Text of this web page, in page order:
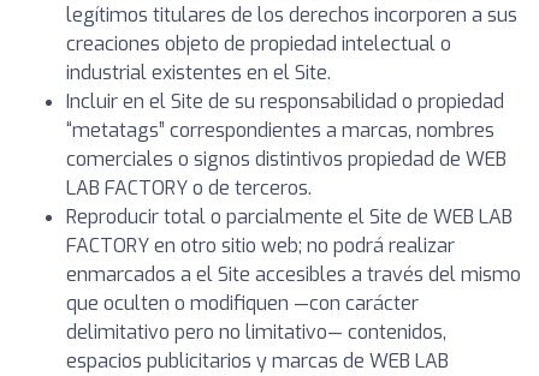
legítimos titulares de los derechos incorporen a sus
creaciones objeto de propiedad intelectual o
industrial existentes en el Site.
Incluir en el Site de su responsabilidad o propiedad
“metatags” correspondientes a marcas, nombres
comerciales o signos distintivos propiedad de WEB
LAB FACTORY o de terceros.
Reproducir total o parcialmente el Site de WEB LAB
FACTORY en otro sitio web; no podrá realizar
enmarcados a el Site accesibles a través del mismo
que oculten o modifiquen —con carácter
delimitativo pero no limitativo— contenidos,
espacios publicitarios y marcas de WEB LAB